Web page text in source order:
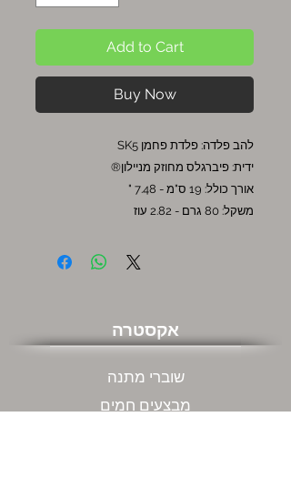
Add to Cart
Buy Now
להב פלדה: פלדת פחמן SK5
ידית: פיברגלס מחוזק מניילון®
אורך כולל: 19 ס"מ - 7.48 "
משקל: 80 גרם - 2.82 עוז
אקסטרה
שוברי מתנה
מבצעים חמים